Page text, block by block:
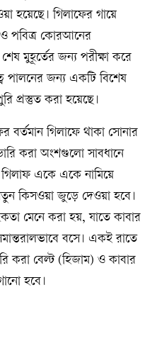
হয়েছে। গিলাফের গায়ে
ও পবিত্র কোরআনের
মুহূর্তের জন্য পরীক্ষা করে
পালনের জন্য একটি বিশেষ
প্রস্তুত করা হয়েছে।
বর্তমান গিলাফে থাকা সোনার
করা অংশগুলো সাবধানে
একে একে নামিয়ে
কিসওয়া জুড়ে দেওয়া হবে।
মেনে করা হয়, যাতে কাবার
বসে। একই রাতে
করা বেল্ট (হিজাম) ও কাবার
হবে।